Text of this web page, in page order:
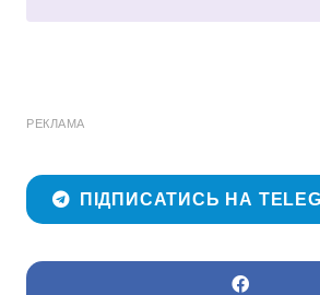
РЕКЛАМА
ПІДПИСАТИСЬ НА